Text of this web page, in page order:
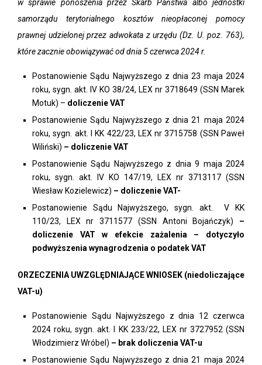
w sprawie ponoszenia przez Skarb Państwa albo jednostki
samorządu terytorialnego kosztów nieopłaconej pomocy
prawnej udzielonej przez adwokata z urzędu (Dz. U. poz. 763),
które zacznie obowiązywać od dnia 5 czerwca 2024 r.
Postanowienie Sądu Najwyższego z dnia 23 maja 2024
roku, sygn. akt. IV KO 38/24, LEX nr 3718649 (SSN Marek
Motuk) – doliczenie VAT
Postanowienie Sądu Najwyższego z dnia 21 maja 2024
roku, sygn. akt. I KK 422/23, LEX nr 3715758 (SSN Paweł
Wiliński) – doliczenie VAT
Postanowienie Sądu Najwyższego z dnia 9 maja 2024
roku, sygn. akt. IV KO 147/19, LEX nr 3713117 (SSN
Wiesław Kozielewicz) – doliczenie VAT-
Postanowienie Sądu Najwyższego, sygn. akt. V KK
110/23, LEX nr 3711577 (SSN Antoni Bojańczyk) –
doliczenie VAT w efekcie zażalenia – dotyczyło
podwyższenia wynagrodzenia o podatek VAT
ORZECZENIA UWZGLĘDNIAJĄCE WNIOSEK (niedoliczające
VAT-u)
Postanowienie Sądu Najwyższego z dnia 12 czerwca
2024 roku, sygn. akt. I KK 233/22, LEX nr 3727952 (SSN
Włodzimierz Wróbel) – brak doliczenia VAT-u
Postanowienie Sądu Najwyższego z dnia 21 maja 2024